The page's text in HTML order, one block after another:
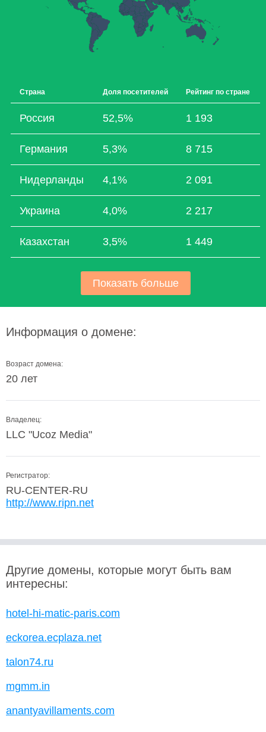
Страна Доля посетителей Рейтинг по стране
Россия 52,5% 1 193
Германия 5,3% 8 715
Нидерланды 4,1% 2 091
Украина 4,0% 2 217
Казахстан 3,5% 1 449
Показать больше
Информация о домене:
Возраст домена:
20 лет
Владелец:
LLC "Ucoz Media"
Регистратор:
RU-CENTER-RU
http://www.ripn.net
Другие домены, которые могут быть вам
интересны:
hotel-hi-matic-paris.com
eckorea.ecplaza.net
talon74.ru
mgmm.in
anantyavillaments.com